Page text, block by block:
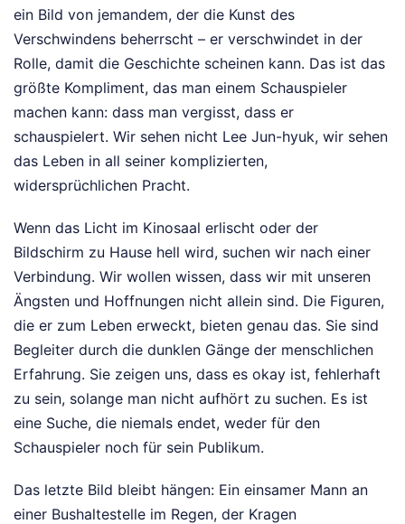
ein Bild von jemandem, der die Kunst des
Verschwindens beherrscht – er verschwindet in der
Rolle, damit die Geschichte scheinen kann. Das ist das
größte Kompliment, das man einem Schauspieler
machen kann: dass man vergisst, dass er
schauspielert. Wir sehen nicht Lee Jun-hyuk, wir sehen
das Leben in all seiner komplizierten,
widersprüchlichen Pracht.
Wenn das Licht im Kinosaal erlischt oder der
Bildschirm zu Hause hell wird, suchen wir nach einer
Verbindung. Wir wollen wissen, dass wir mit unseren
Ängsten und Hoffnungen nicht allein sind. Die Figuren,
die er zum Leben erweckt, bieten genau das. Sie sind
Begleiter durch die dunklen Gänge der menschlichen
Erfahrung. Sie zeigen uns, dass es okay ist, fehlerhaft
zu sein, solange man nicht aufhört zu suchen. Es ist
eine Suche, die niemals endet, weder für den
Schauspieler noch für sein Publikum.
Das letzte Bild bleibt hängen: Ein einsamer Mann an
einer Bushaltestelle im Regen, der Kragen